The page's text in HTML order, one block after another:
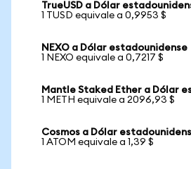
TrueUSD a Dólar
1 TUSD equivale a 0,9953 $
NEXO a Dólar estadounidense
1 NEXO equivale a 0,7217 $
Mantle Staked Ether a Dólar
1 METH equivale a 2096,93 $
Cosmos a Dólar
1 ATOM equivale a 1,39 $